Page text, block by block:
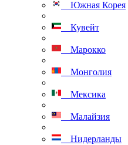
Южная Корея
Кувейт
Марокко
Монголия
Мексика
Малайзия
Нидерланды